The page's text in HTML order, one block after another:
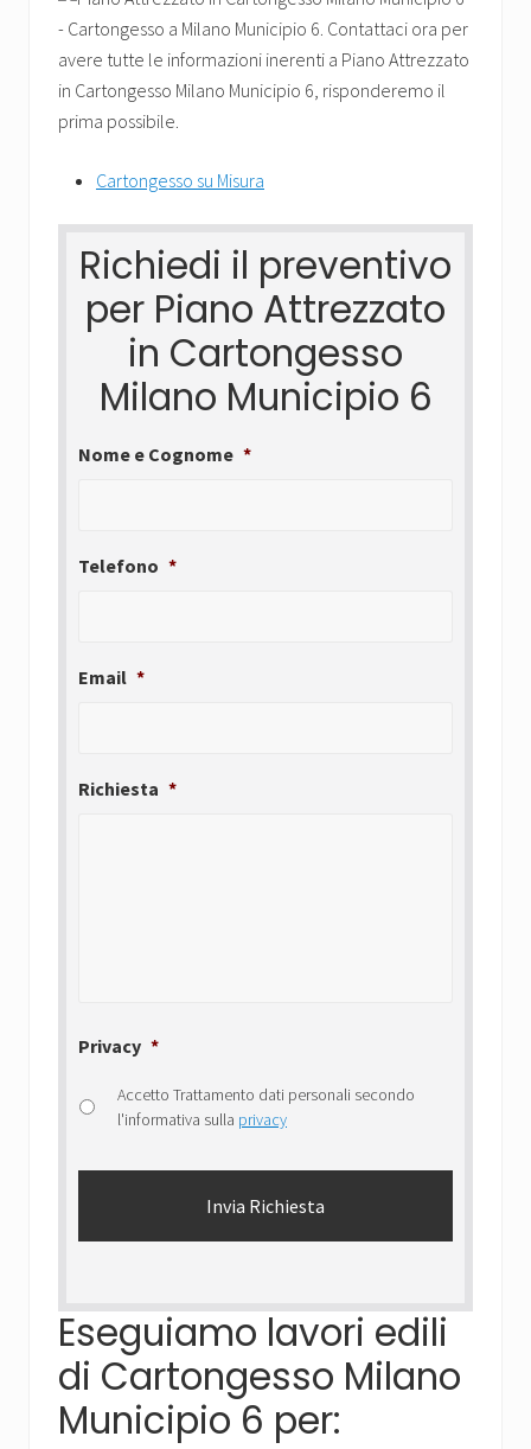
Cartongesso su Misura
Richiedi il preventivo
per Piano Attrezzato
in Cartongesso
Milano Municipio 6
Nome e Cognome *
Telefono *
Email *
Richiesta *
Privacy *
Accetto Trattamento dati personali secondo
l'informativa sulla privacy
Eseguiamo lavori edili
di Cartongesso Milano
Municipio 6 per: